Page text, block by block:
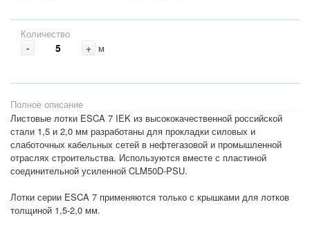
Количество
- + м
Полное описание
Листовые лотки ESCA 7 IEK из высококачественной российской
стали 1,5 и 2,0 мм разработаны для прокладки силовых и
слаботочных кабельных сетей в нефтегазовой и промышленной
отраслях строительства. Используются вместе с пластиной
соединительной усиленной CLM50D-PSU.
Лотки серии ESCA 7 применяются только с крышками для лотков
толщиной 1,5-2,0 мм.